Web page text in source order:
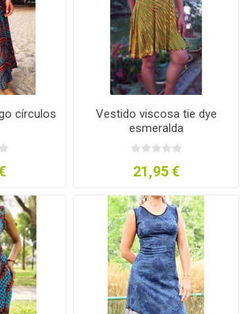
círculos
Vestido viscosa tie dye
esmeralda
21,95 €